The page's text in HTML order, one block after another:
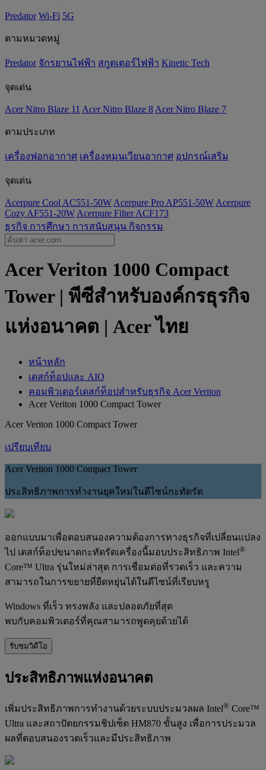
Predator Wi-Fi 5G
ตามหมวดหมู่
Predator จักรยานไฟฟ้า สกูตเตอร์ไฟฟ้า Kinetic Tech
จุดเด่น
Acer Nitro Blaze 11 Acer Nitro Blaze 8 Acer Nitro Blaze 7
ตามประเภท
เครื่องฟอกอากาศ เครื่องหมุนเวียนอากาศ อุปกรณ์เสริม
จุดเด่น
Acerpure Cool AC551-50W Acerpure Pro AP551-50W Acerpure
Cozy AF551-20W Acerpure Filter ACF173
ธุรกิจ การศึกษา การสนับสนุน กิจกรรม
Acer Veriton 1000 Compact
Tower | พีซีสำหรับองค์กรธุรกิจ
แห่งอนาคต | Acer ไทย
หน้าหลัก
เดสก์ท็อปและ AIO
คอมพิวเตอร์เดสก์ท็อปสำหรับธุรกิจ Acer Veriton
Acer Veriton 1000 Compact Tower
Acer Veriton 1000 Compact Tower
เปรียบเทียบ
Acer Veriton 1000 Compact Tower
ประสิทธิภาพการทำงานยุคใหม่ในดีไซน์กะทัดรัด
ออกแบบมาเพื่อตอบสนองความต้องการทางธุรกิจที่เปลี่ยนแปลง
ไป เดสก์ท็อปขนาดกะทัดรัดเครื่องนี้มอบประสิทธิภาพ Intel®
Core™ Ultra รุ่นใหม่ล่าสุด การเชื่อมต่อที่รวดเร็ว และความ
สามารถในการขยายที่ยืดหยุ่นได้ในดีไซน์ที่เรียบหรู
Windows ที่เร็ว ทรงพลัง และปลอดภัยที่สุด
พบกับคอมพิวเตอร์ที่คุณสามารถพูดคุยด้วยได้
รับชมวิดีโอ
ประสิทธิภาพแห่งอนาคต
เพิ่มประสิทธิภาพการทำงานด้วยระบบประมวลผล Intel® Core™
Ultra และสถาปัตยกรรมชิปเซ็ต HM870 ขั้นสูง เพื่อการประมวล
ผลที่ตอบสนองรวดเร็วและมีประสิทธิภาพ